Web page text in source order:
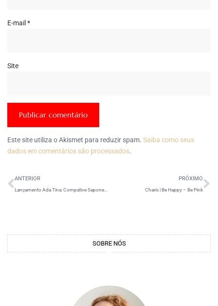
E-mail *
Site
Este site utiliza o Akismet para reduzir spam. Saiba como seus
dados em comentários são processados.
ANTERIOR PRÓXIMO
Charis | Be Happy – Be Pink
SOBRE NÓS